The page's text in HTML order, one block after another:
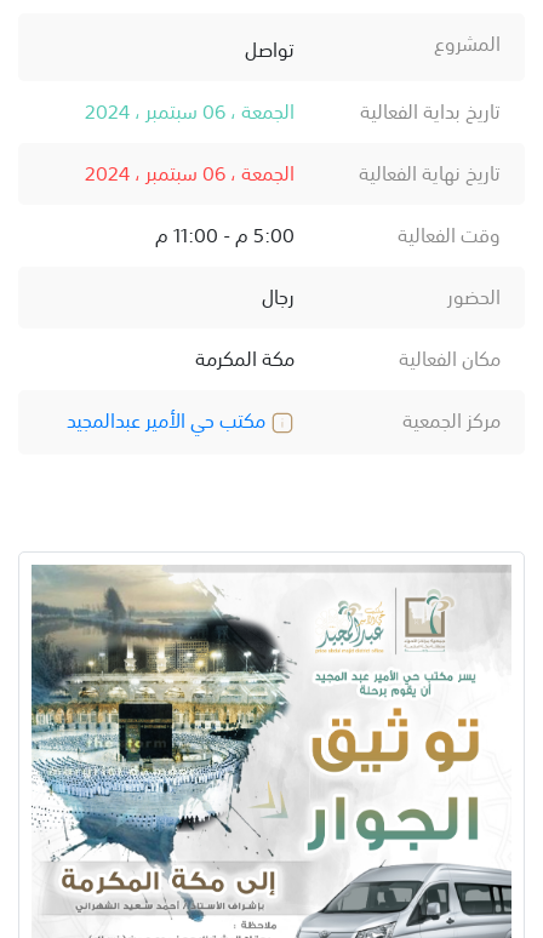
المشروع
تواصل
تاريخ بداية الفعالية
الجمعة ، 06 سبتمبر ، 2024
تاريخ نهاية الفعالية
الجمعة ، 06 سبتمبر ، 2024
وقت الفعالية
5:00 م - 11:00 م
الحضور
رجال
مكان الفعالية
مكة المكرمة
مركز الجمعية
مكتب حي الأمير عبدالمجيد